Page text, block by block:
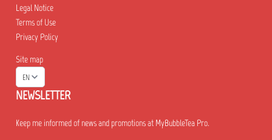
Legal Notice
Terms of Use
Privacy Policy
Site map
EN
NEWSLETTER
Keep me informed of news and promotions at MyBubbleTea Pro.